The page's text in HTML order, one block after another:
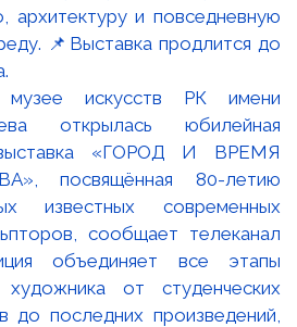
искусств РК имени
открылась юбилейная
выставка «ГОРОД И ВРЕМЯ
посвящённая 80-летию
известных современных
сообщает телеканал
объединяет все этапы
художника от студенческих
до последних произведений,